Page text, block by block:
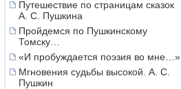
Путешествие по страницам сказок
А. С. Пушкина
Пройдемся по Пушкинскому
Томску…
«И пробуждается поэзия во мне…»
Мгновения судьбы высокой. А. С.
Пушкин